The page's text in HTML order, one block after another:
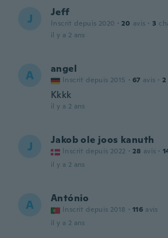
J Jeff
Inscrit depuis 2020 · 20 avis · 3
il y a 2 ans
A angel
Inscrit depuis 2015 · 67 avis · 2
Kkkk
il y a 2 ans
J Jakob ole joos kanuth
Inscrit depuis 2022 · 28 avis ·
il y a 2 ans
A António
Inscrit depuis 2018 · 116 avis
il y a 2 ans